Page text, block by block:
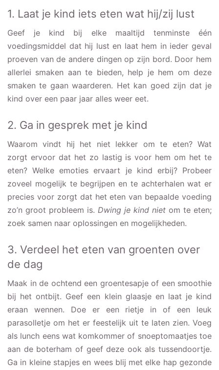
1. Laat je kind iets eten wat hij/zij lust
Geef je kind bij elke maaltijd tenminste één
voedingsmiddel dat hij lust en laat hem in ieder geval
proeven van de andere dingen op zijn bord. Door hem
allerlei smaken aan te bieden, help je hem om deze
smaken te gaan waarderen. Het kan goed zijn dat je
kind over een paar jaar alles weer eet.
2. Ga in gesprek met je kind
Waarom vindt hij het niet lekker om te eten? Wat
zorgt ervoor dat het zo lastig is voor hem om het te
eten? Welke emoties ervaart je kind erbij? Probeer
zoveel mogelijk te begrijpen en te achterhalen wat er
precies voor zorgt dat het eten van bepaalde voeding
zo’n groot probleem is. Dwing je kind niet om te eten;
zoek samen naar oplossingen en mogelijkheden.
3. Verdeel het eten van groenten over
de dag
Maak in de ochtend een groentesapje of een smoothie
bij het ontbijt. Geef een klein glaasje en laat je kind
eraan wennen. Doe er een rietje in of een leuk
parasolletje om het er feestelijk uit te laten zien. Voeg
als lunch eens wat komkommer of snoeptomaatjes toe
aan de boterham of geef deze ook als tussendoortje.
Ga in kleine stapjes en wees blij met elke hap gezonde